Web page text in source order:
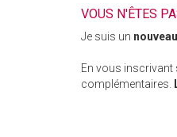
VOUS N'ÊTES
Je suis un
En vous inscrivant
complémentaires.